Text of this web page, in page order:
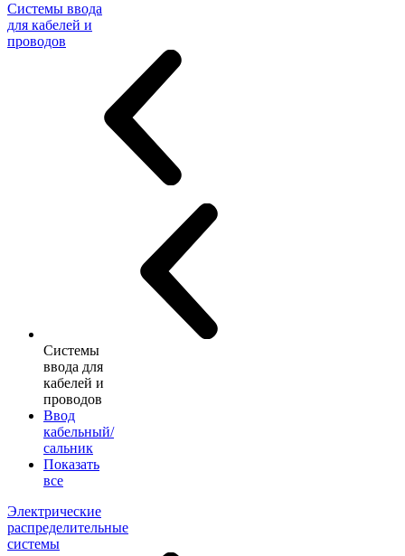
Системы ввода
для кабелей и
проводов
Системы
ввода для
кабелей и
проводов
Ввод
кабельный/
сальник
Показать
все
Электрические
распределительные
системы